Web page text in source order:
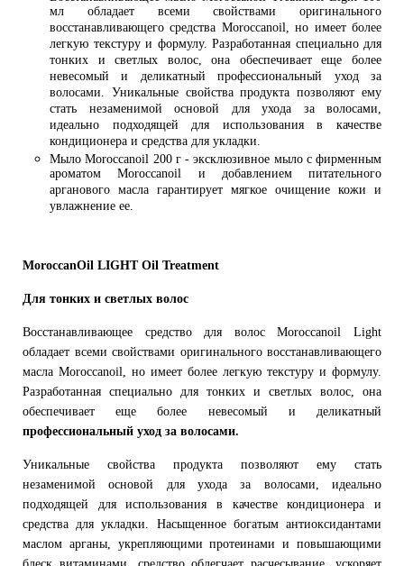
мл обладает всеми свойствами оригинального
восстанавливающего средства Moroccanoil, но имеет более
легкую текстуру и формулу. Разработанная специально для
тонких и светлых волос, она обеспечивает еще более
невесомый и деликатный профессиональный уход за
волосами. Уникальные свойства продукта позволяют ему
стать незаменимой основой для ухода за волосами,
идеально подходящей для использования в качестве
кондиционера и средства для укладки.
Мыло Moroccanoil 200 г - эксклюзивное мыло с фирменным
ароматом Moroccanoil и добавлением питательного
арганового масла гарантирует мягкое очищение кожи и
увлажнение ее.
MoroccanOil LIGHT Oil Treatment
Для тонких и светлых волос
Восстанавливающее средство для волос Moroccanoil Light
обладает всеми свойствами оригинального восстанавливающего
масла Moroccanoil, но имеет более легкую текстуру и формулу.
Разработанная специально для тонких и светлых волос, она
обеспечивает еще более невесомый и деликатный
профессиональный уход за волосами.
Уникальные свойства продукта позволяют ему стать
незаменимой основой для ухода за волосами, идеально
подходящей для использования в качестве кондиционера и
средства для укладки. Насыщенное богатым антиоксидантами
маслом арганы, укрепляющими протеинами и повышающими